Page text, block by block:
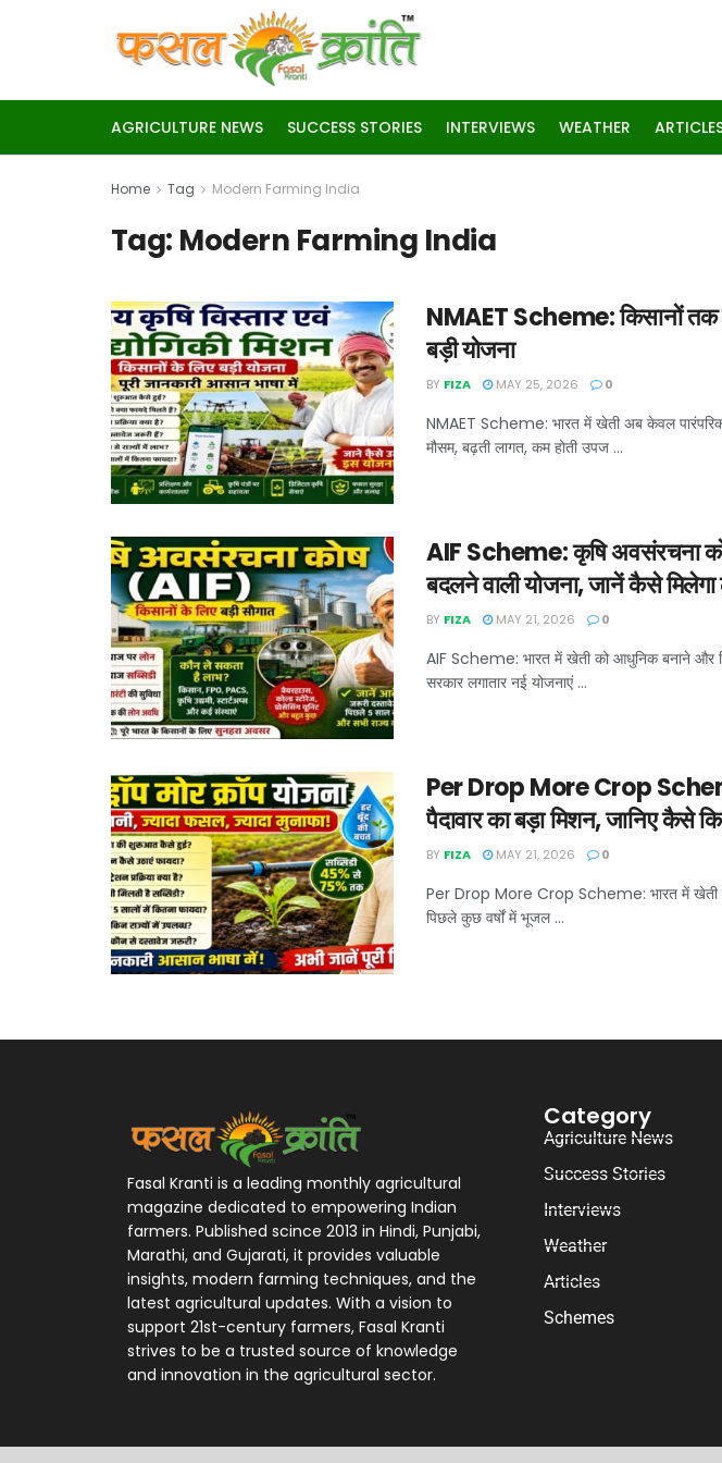
AGRICULTURE NEWS SUCCESS STORIES INTERVIEWS WEATHER
Home Tag Modern Farming India
Tag: Modern Farming India
NMAET Scheme: किसानों तक
बड़ी योजना
BY FIZA MAY 25, 2026 0
NMAET Scheme: भारत में खेती अब केवल
मौसम, बढ़ती लागत, कम होती उपज ...
AIF Scheme: कृषि अवसंरचना
बदलने वाली योजना, जानें कैसे मिलेगा
BY FIZA MAY 21, 2026 0
AIF Scheme: भारत में खेती को आधुनिक बनाने और
सरकार लगातार नई योजनाएं ...
Per Drop More Crop
पैदावार का बड़ा मिशन, जानिए कैसे
BY FIZA MAY 21, 2026 0
Per Drop More Crop Scheme: भारत में खेती
पिछले कुछ वर्षों में भूजल ...
Fasal Kranti is a leading monthly agricultural
magazine dedicated to empowering Indian
farmers. Published scince 2013 in Hindi, Punjabi,
Marathi, and Gujarati, it provides valuable
insights, modern farming techniques, and the
latest agricultural updates. With a vision to
support 21st-century farmers, Fasal Kranti
strives to be a trusted source of knowledge
and innovation in the agricultural sector.
Category
Agriculture News
Success Stories
Interviews
Weather
Articles
Schemes